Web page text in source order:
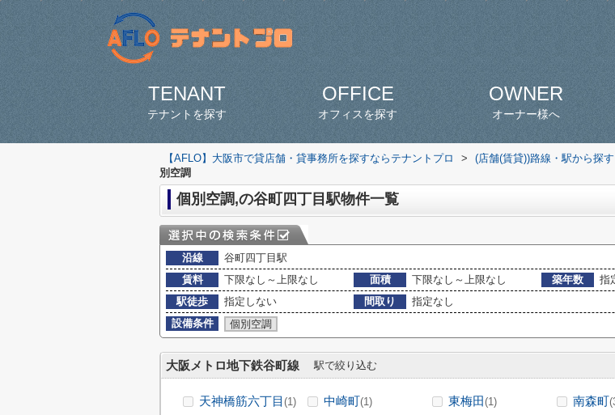
TENANT
テナントを探す
OFFICE
オフィスを探す
OWNER
オーナー様へ
【AFLO】大阪市で貸店舗・貸事務所を探すならテナントプロ > (店舗(賃貸))路線・駅から探す
別空調
個別空調,の谷町四丁目駅物件一覧
沿線
谷町四丁目駅
賃料
下限なし～上限なし 面積 下限なし～上限なし 築年数
指
駅徒歩
指定しない 間取り
指定なし
設備条件
個別空調
大阪メトロ地下鉄谷町線 駅で絞り込む
天神橋筋六丁目 (1) 中崎町(1) 東梅田(1) 南森町